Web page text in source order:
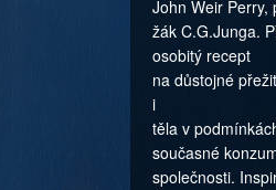
John Weir Perry,
žák C.G.Junga.
osobitý recept
na důstojné
i
těla v
současné
společnosti.